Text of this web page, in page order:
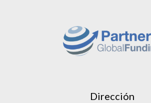
Dirección